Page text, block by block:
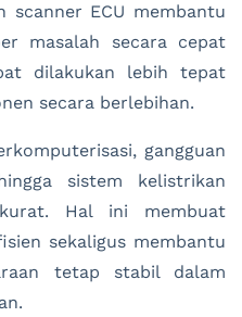
scanner ECU membantu
masalah secara cepat
dilakukan lebih tepat
secara berlebihan.
gangguan
sistem kelistrikan
Hal ini membuat
sekaligus membantu
tetap stabil dalam